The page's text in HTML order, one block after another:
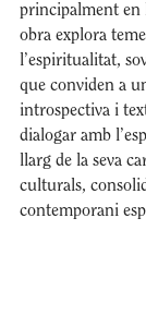
principalment en
obra explora
l’espiritualitat,
que conviden a
introspectiva i
dialogar amb
llarg de la seva
culturals,
contemporani